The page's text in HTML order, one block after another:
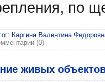
по
Каргина Валентина
(0)
живых